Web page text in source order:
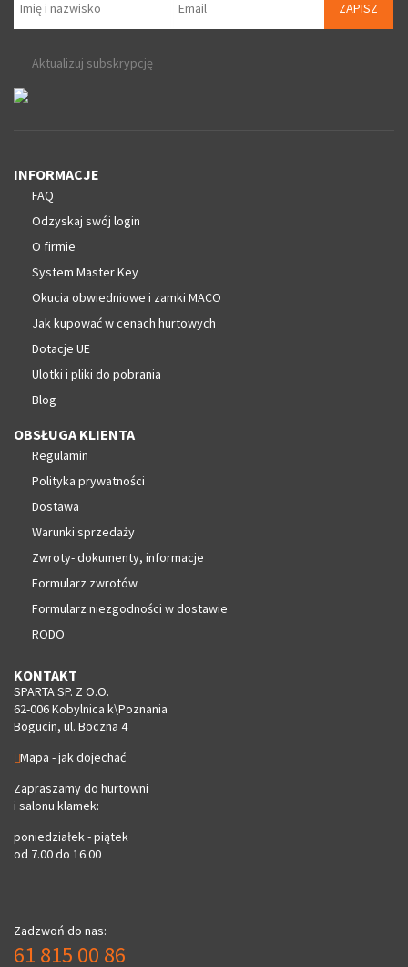
ZAPISZ
Aktualizuj subskrypcję
INFORMACJE
FAQ
Odzyskaj swój login
O firmie
System Master Key
Okucia obwiedniowe i zamki MACO
Jak kupować w cenach hurtowych
Dotacje UE
Ulotki i pliki do pobrania
Blog
OBSŁUGA KLIENTA
Regulamin
Polityka prywatności
Dostawa
Warunki sprzedaży
Zwroty- dokumenty, informacje
Formularz zwrotów
Formularz niezgodności w dostawie
RODO
KONTAKT
SPARTA SP. Z O.O.
62-006 Kobylnica k\Poznania
Bogucin, ul. Boczna 4
Mapa - jak dojechać
Zapraszamy do hurtowni
i salonu klamek:
poniedziałek - piątek
od 7.00 do 16.00
Zadzwoń do nas:
61 815 00 86